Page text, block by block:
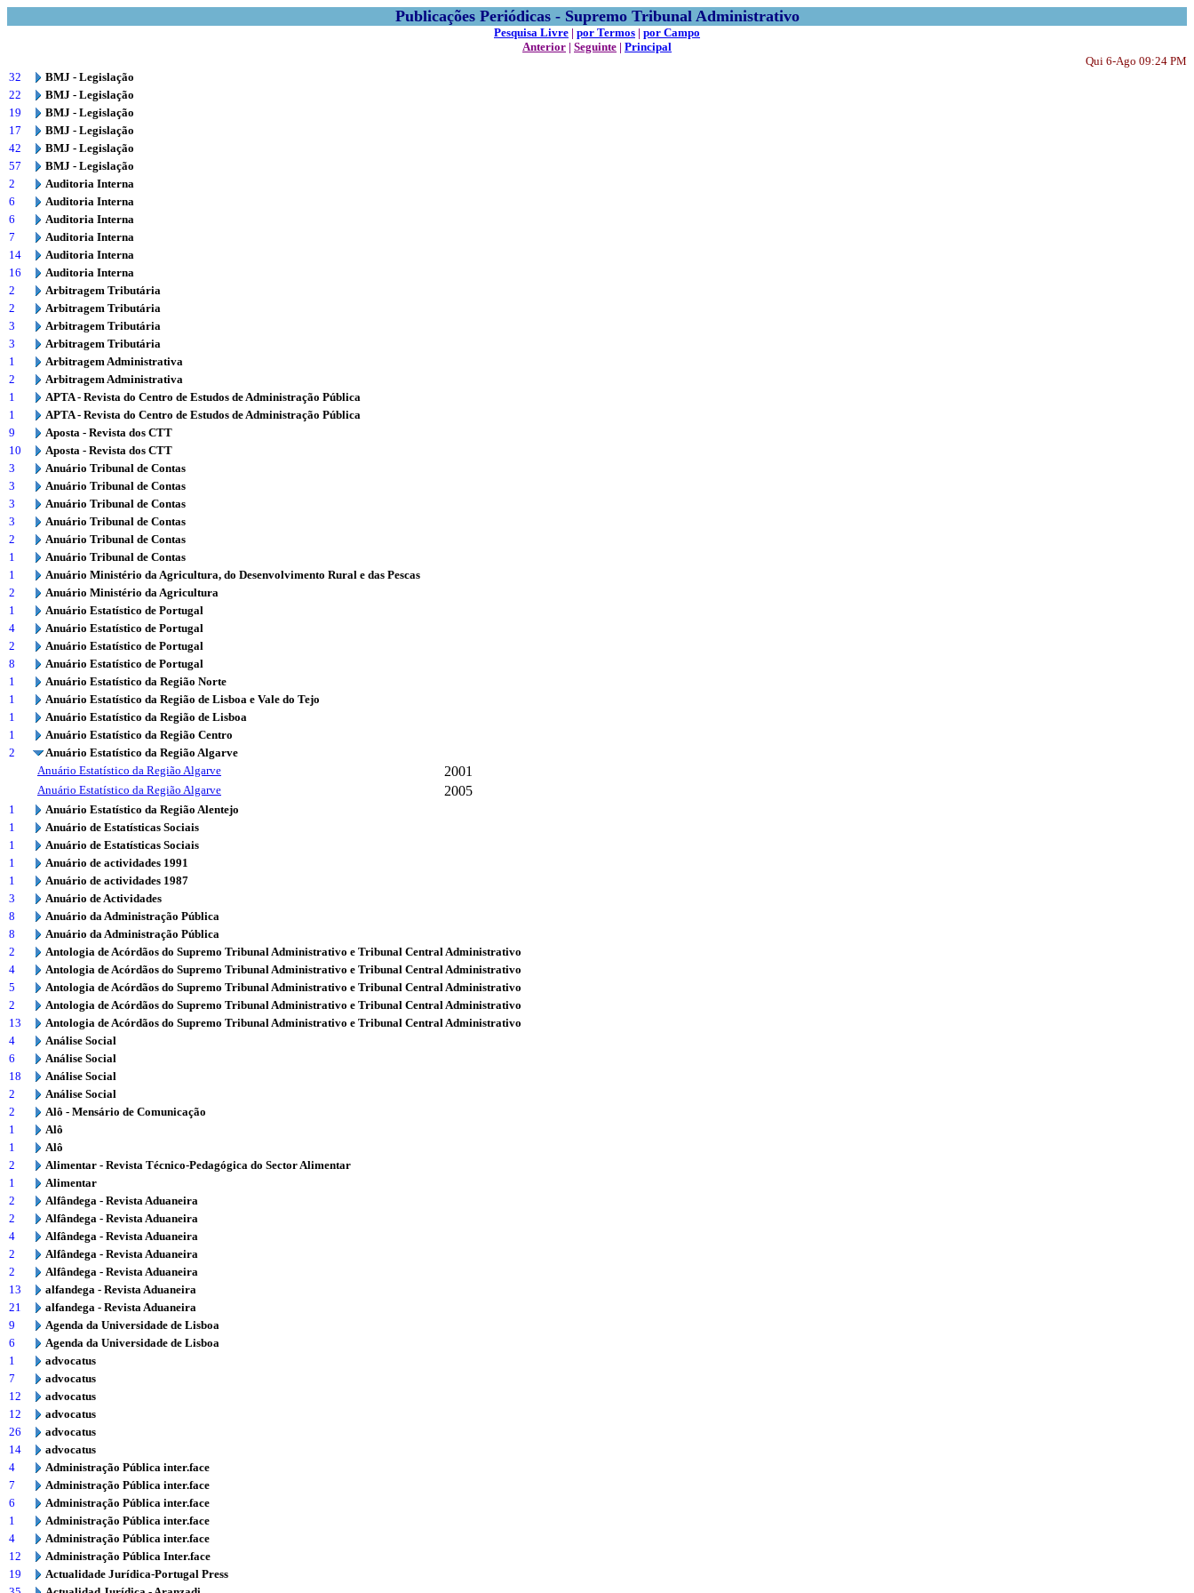
Publicações Periódicas - Supremo Tribunal Administrativo
Pesquisa Livre | por Termos | por Campo
Anterior | Seguinte | Principal
Qui 6-Ago 09:24 PM
32
BMJ - Legislação
22
BMJ - Legislação
19
BMJ - Legislação
17
BMJ - Legislação
42
BMJ - Legislação
57
BMJ - Legislação
2
Auditoria Interna
6
Auditoria Interna
6
Auditoria Interna
7
Auditoria Interna
14
Auditoria Interna
16
Auditoria Interna
2
Arbitragem Tributária
2
Arbitragem Tributária
3
Arbitragem Tributária
3
Arbitragem Tributária
1
Arbitragem Administrativa
2
Arbitragem Administrativa
1
APTA - Revista do Centro de Estudos de Administração Pública
1
APTA - Revista do Centro de Estudos de Administração Pública
9
Aposta - Revista dos CTT
10
Aposta - Revista dos CTT
3
Anuário Tribunal de Contas
3
Anuário Tribunal de Contas
3
Anuário Tribunal de Contas
3
Anuário Tribunal de Contas
2
Anuário Tribunal de Contas
1
Anuário Tribunal de Contas
1
Anuário Ministério da Agricultura, do Desenvolvimento Rural e das Pescas
2
Anuário Ministério da Agricultura
1
Anuário Estatístico de Portugal
4
Anuário Estatístico de Portugal
2
Anuário Estatístico de Portugal
8
Anuário Estatístico de Portugal
1
Anuário Estatístico da Região Norte
1
Anuário Estatístico da Região de Lisboa e Vale do Tejo
1
Anuário Estatístico da Região de Lisboa
1
Anuário Estatístico da Região Centro
2
Anuário Estatístico da Região Algarve
Anuário Estatístico da Região Algarve
2001
Anuário Estatístico da Região Algarve 2005
1
Anuário Estatístico da Região Alentejo
1
Anuário de Estatísticas Sociais
1
Anuário de Estatísticas Sociais
1
Anuário de actividades 1991
1
Anuário de actividades 1987
3
Anuário de Actividades
8
Anuário da Administração Pública
8
Anuário da Administração Pública
2
Antologia de Acórdãos do Supremo Tribunal Administrativo e Tribunal Central Administrativo
4
Antologia de Acórdãos do Supremo Tribunal Administrativo e Tribunal Central Administrativo
5
Antologia de Acórdãos do Supremo Tribunal Administrativo e Tribunal Central Administrativo
2
Antologia de Acórdãos do Supremo Tribunal Administrativo e Tribunal Central Administrativo
13
Antologia de Acórdãos do Supremo Tribunal Administrativo e Tribunal Central Administrativo
4
Análise Social
6
Análise Social
18
Análise Social
2
Análise Social
2
Alô - Mensário de Comunicação
1
Alô
1
Alô
2
Alimentar - Revista Técnico-Pedagógica do Sector Alimentar
1
Alimentar
2
Alfândega - Revista Aduaneira
2
Alfândega - Revista Aduaneira
4
Alfândega - Revista Aduaneira
2
Alfândega - Revista Aduaneira
2
Alfândega - Revista Aduaneira
13
alfandega - Revista Aduaneira
21
alfandega - Revista Aduaneira
9
Agenda da Universidade de Lisboa
6
Agenda da Universidade de Lisboa
1
advocatus
7
advocatus
12
advocatus
12
advocatus
26
advocatus
14
advocatus
4
Administração Pública inter.face
7
Administração Pública inter.face
6
Administração Pública inter.face
1
Administração Pública inter.face
4
Administração Pública inter.face
12
Administração Pública Inter.face
19
Actualidade Jurídica-Portugal Press